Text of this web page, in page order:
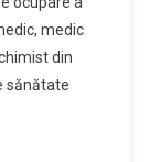
medic
din
sănătate